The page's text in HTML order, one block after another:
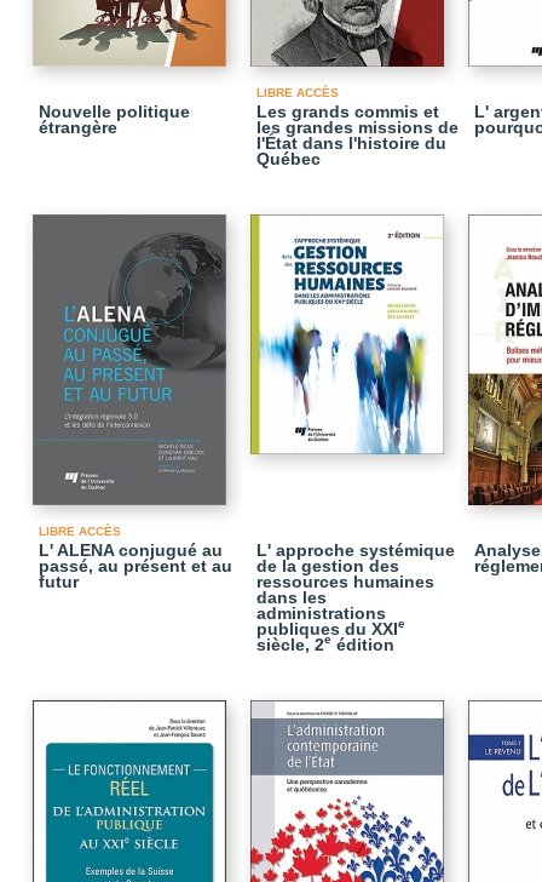
Nouvelle politique
étrangère
LIBRE ACCÈS
Les grands commis et
les grandes missions de
l'État dans l'histoire du
Québec
L'
LIBRE ACCÈS
L' ALENA conjugué au
passé, au présent et au
futur
L' approche systémique
de la gestion des
ressources humaines
dans les
administrations
publiques du XXIe
siècle, 2e édition